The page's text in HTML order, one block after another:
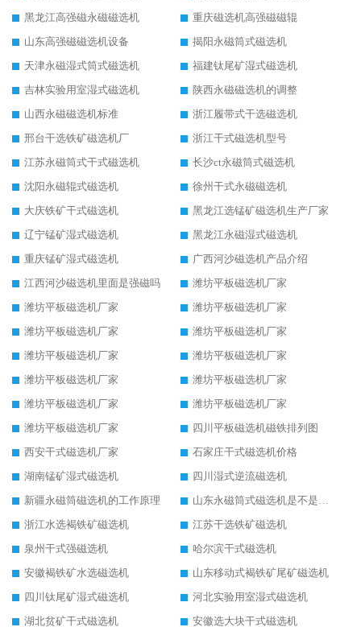
黑龙江高强磁永磁磁选机
重庆磁选机高强磁磁辊
山东高强磁磁选机设备
揭阳永磁筒式磁选机
天津永磁湿式筒式磁选机
福建钛尾矿湿式磁选机
吉林实验用室湿式磁选机
陕西永磁磁选机的调整
山西永磁磁选机标准
浙江履带式干选磁选机
邢台干选铁矿磁选机厂
浙江干式磁选机型号
江苏永磁筒式干式磁选机
长沙ct永磁筒式磁选机
沈阳永磁辊式磁选机
徐州干式永磁磁选机
大庆铁矿干式磁选机
黑龙江选锰矿磁选机生产厂家
辽宁锰矿湿式磁选机
黑龙江永磁湿式磁选机
重庆锰矿湿式磁选机
广西河沙磁选机产品介绍
江西河沙磁选机里面是强磁吗
潍坊平板磁选机厂家
潍坊平板磁选机厂家
潍坊平板磁选机厂家
潍坊平板磁选机厂家
潍坊平板磁选机厂家
潍坊平板磁选机厂家
潍坊平板磁选机厂家
潍坊平板磁选机厂家
潍坊平板磁选机厂家
潍坊平板磁选机厂家
潍坊平板磁选机厂家
潍坊平板磁选机厂家
四川平板磁选机磁铁排列图
西安干式磁选机厂家
石家庄干式磁选机价格
湖南锰矿湿式磁选机
四川湿式逆流磁选机
新疆永磁筒磁选机的工作原理
浙江水选褐铁矿磁选机
江苏干选铁矿磁选机
泉州干式强磁选机
哈尔滨干式磁选机
安徽褐铁矿水选磁选机
山东移动式褐铁矿尾矿磁选机
四川钛尾矿湿式磁选机
河北实验用室湿式磁选机
湖北贫矿干式磁选机
安徽选大块干式磁选机